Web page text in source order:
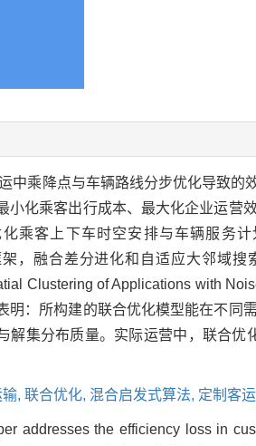
中乘降点与车辆路线分步优化导致的
小化乘客出行成本、最大化企业运营
乘客上下车时空安排与车辆服务
，融合差分进化和自适应大邻域
Clustering of Applications with
明：所构建的联合优化模型能在不同
解集分布质量。实际运营中，联合
, 联合优化, 混合启发式算法, 定制客
addresses the efficiency loss in